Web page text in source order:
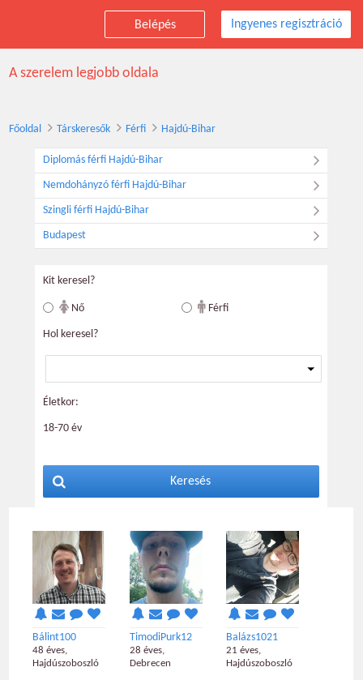
Belépés Ingyenes regisztráció
Társkereső férfiak, Hajdú-Bihar
A szerelem legjobb oldala
Főoldal Társkeresők Férfi Hajdú-Bihar
Diplomás férfi Hajdú-Bihar
Nemdohányzó férfi Hajdú-Bihar
Szingli férfi Hajdú-Bihar
Budapest
Kit keresel?
Nő Férfi
Hol keresel?
Életkor:
18-70 év
Keresés
Bálint100
48 éves,
Hajdúszoboszló
TimodiPurk12
28 éves,
Debrecen
Balázs1021
21 éves,
Hajdúszoboszló